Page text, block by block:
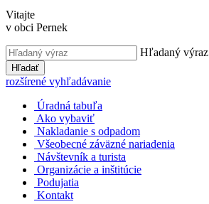
Vitajte
v obci Pernek
Hľadaný výraz
Hľadať
rozšírené vyhľadávanie
Úradná tabuľa
Ako vybaviť
Nakladanie s odpadom
Všeobecné záväzné nariadenia
Návštevník a turista
Organizácie a inštitúcie
Podujatia
Kontakt